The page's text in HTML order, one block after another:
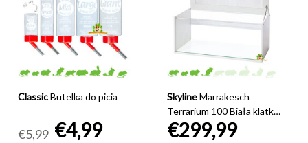
ClassicButelka do picia
€5,99 €4,99
Skyline Marrakesch
Terrarium 100 Biała klatka
dla chomika
€299,99